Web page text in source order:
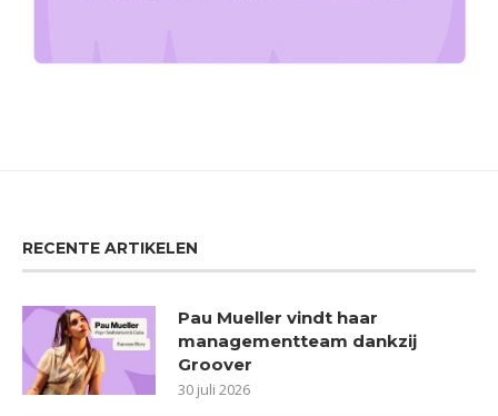
RECENTE ARTIKELEN
Pau Mueller vindt haar
managementteam dankzij
Groover
30 juli 2026